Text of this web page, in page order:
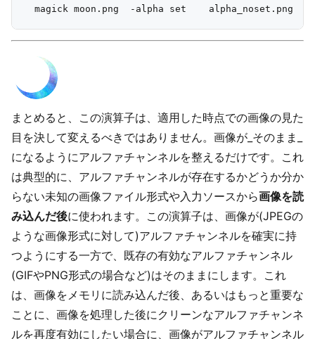
まとめると、この演算子は、適用した時点での画像の見た
目を決して変えるべきではありません。画像が_そのまま_
になるようにアルファチャンネルを整えるだけです。これ
は典型的に、アルファチャンネルが存在するかどうか分か
らない未知の画像ファイル形式や入力ソースから画像を読
み込んだ後に使われます。この演算子は、画像が(JPEGの
ような画像形式に対して)アルファチャンネルを確実に持
つようにする一方で、既存の有効なアルファチャンネル
(GIFやPNG形式の場合など)はそのままにします。これ
は、画像をメモリに読み込んだ後、あるいはもっと重要な
ことに、画像を処理した後にクリーンなアルファチャンネ
ルを再度有効にしたい場合に、画像がアルファチャンネル